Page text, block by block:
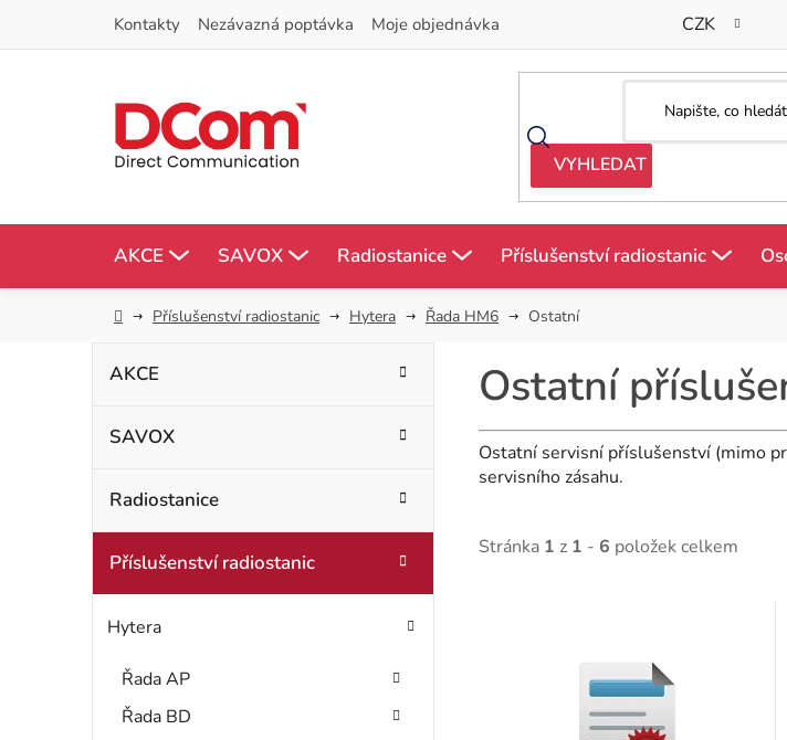
Kontakty Nezávazná poptávka Moje objednávka CZK
AKCE SAVOX Radiostanice Příslušenství radiostanic
DomůPříslušenství radiostanic Hytera Řada HM6 Ostatní
P
r
a
n
kategorie
r
e
AKCE
SAVOX
Radiostanice
Příslušenství radiostanic
Hytera
Řada AP
Řada BD
Ostatní
Ostatní servisní příslušenství (mimo
servisního zásahu.
Stránka 1 z 1 - 6 položek celkem